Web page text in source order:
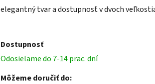
elegantný tvar a dostupnosť v dvoch
Dostupnosť
Odosielame do 7-14 prac. dní
Môžeme doručiť do: